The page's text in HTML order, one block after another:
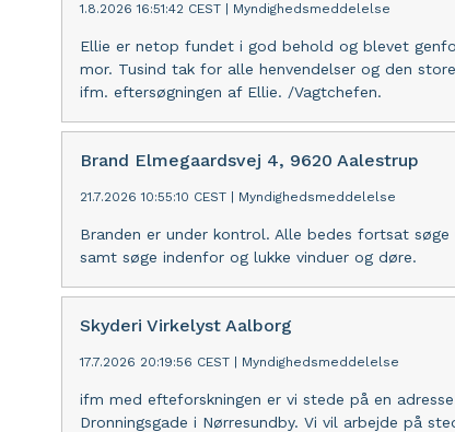
1.8.2026 16:51:42 CEST Myndighedsmeddelelse
Ellie er netop fundet i god behold og blevet
mor. Tusind tak for alle henvendelser og den
ifm. eftersøgningen af Ellie. /Vagtchefen.
Brand Elmegaardsvej 4, 9620 Aalestrup
21.7.2026 10:55:10 CEST Myndighedsmeddelelse
Branden er under kontrol. Alle bedes fortsat søge
samt søge indenfor og lukke vinduer og døre.
Skyderi Virkelyst Aalborg
17.7.2026 20:19:56 CEST Myndighedsmeddelelse
ifm med efteforskningen er vi stede på en
Dronningsgade i Nørresundby. Vi vil arbejde på